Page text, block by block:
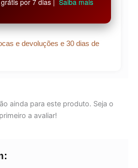
por 7 dias | Saiba mais
e devoluções e 30 dias de
ainda para este produto. Seja o
primeiro a avaliar!